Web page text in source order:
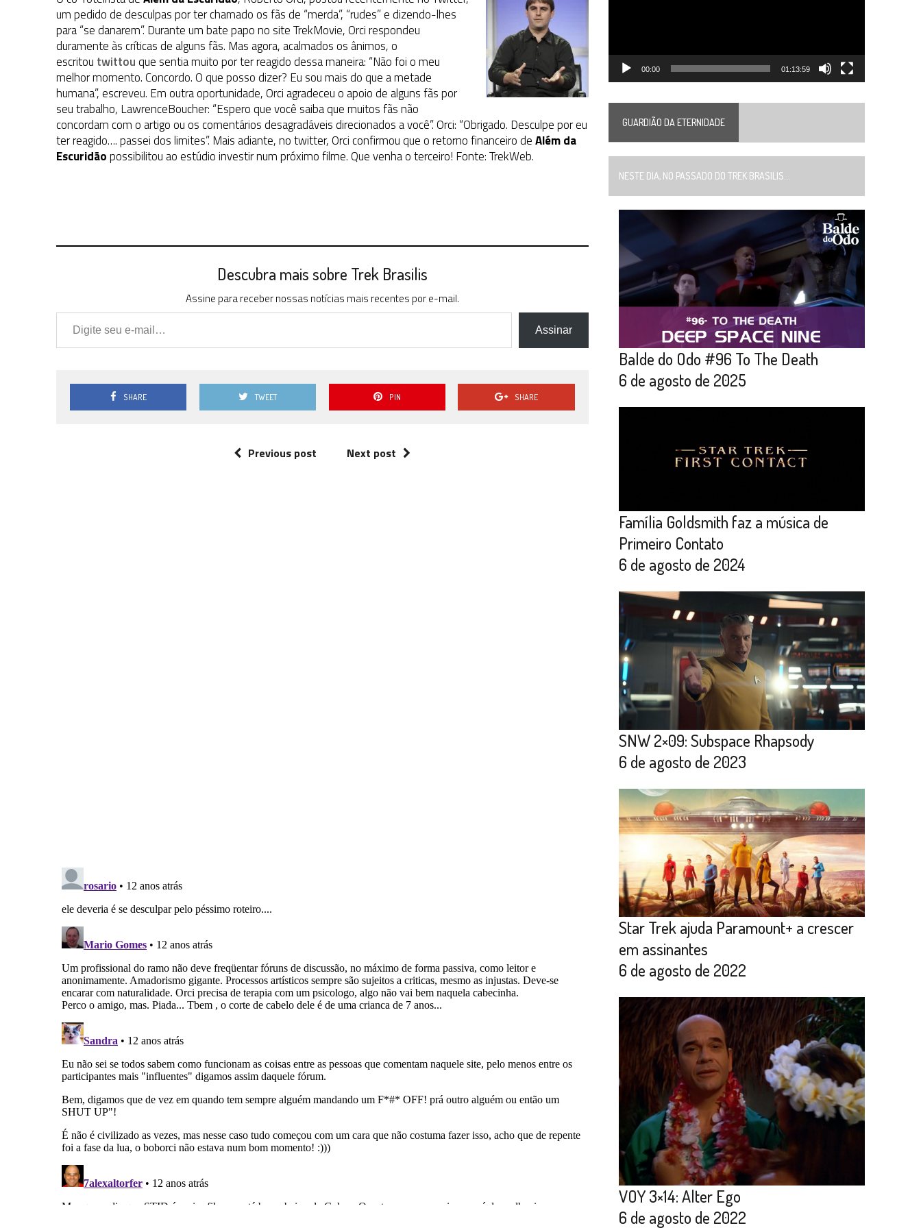
31 DE JULHO DE 2026 | BOX DELUXE DO ANO 5 DACOLEÇÃO TREK BRASILISJÁ DISPONÍVEL EM PRÉ-VENDA!
31 DE JULHO DE 2026 SNW 4×02: THE GRIFFIN INCIDENT
6 DE AGOSTO DE 2026 | AVALIE E COMENTE SNW 4×03: HUMAN BEST FRIEND
um pedido de desculpas por ter chamado os fãs de “merda”, “rudes” e dizendo-lhes
para “se danarem”. Durante um bate papo no site TrekMovie, Orci respondeu
duramente às críticas de alguns fãs. Mas agora, acalmados os ânimos, o
escritou twittouque sentia muito por ter reagido dessa maneira: “Não foi o meu
melhor momento. Concordo. O que posso dizer? Eu sou mais do que a metade
humana”, escreveu. Em outra oportunidade, Orci agradeceu o apoio de alguns fãs por
seu trabalho, LawrenceBoucher: “Espero que você saiba que muitos fãs não
concordam com o artigo ou os comentários desagradáveis ​​direcionados a você”. Orci: “Obrigado. Desculpe por eu
ter reagido…. passei dos limites”. Mais adiante, no twitter, Orci confirmou que o retorno financeiro deAlém da
Escuridãopossibilitou ao estúdio investir num próximo filme. Que venha o terceiro! Fonte: TrekWeb.
Descubra mais sobre Trek Brasilis
Assine para receber nossas notícias mais recentes por e-mail.
Digite seu e-mail…
Assinar
SHARE TWEET PIN SHARE
Previous post Next post
00:00 01:13:59
GUARDIÃO DA ETERNIDADE
NESTE DIA, NO PASSADO DO TREK BRASILIS...
Balde do Odo #96 To The Death
6 de agosto de 2025
Família Goldsmith faz a música de
Primeiro Contato
6 de agosto de 2024
SNW 2×09: Subspace Rhapsody
6 de agosto de 2023
Star Trek ajuda Paramount+ a crescer
em assinantes
6 de agosto de 2022
VOY 3×14: Alter Ego
6 de agosto de 2022